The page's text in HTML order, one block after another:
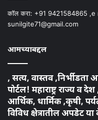
कॉल करा: +91 9421584865
sunilgite71@gmail.com
आमच्याबद्दल
, सत्य, वास्तव
पोर्टल! महाराष्ट्र राज्य व
आर्थिक, धार्मिक ,कृषी,
विविध क्षेत्रातील अपडेट